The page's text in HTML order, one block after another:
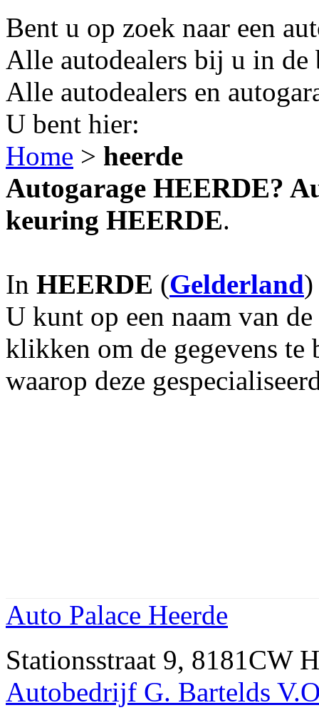
Bent u op zoek naar een
Alle autodealers bij u in
Alle autodealers en
U bent hier:
Home > heerde
Autogarage HEERDE?
keuring HEERDE.
In HEERDE (Gelderland
U kunt op een naam van
klikken om de gegevens te
waarop deze
Auto Palace Heerde
Stationsstraat 9, 8181CW
Autobedrijf G. Bartelds